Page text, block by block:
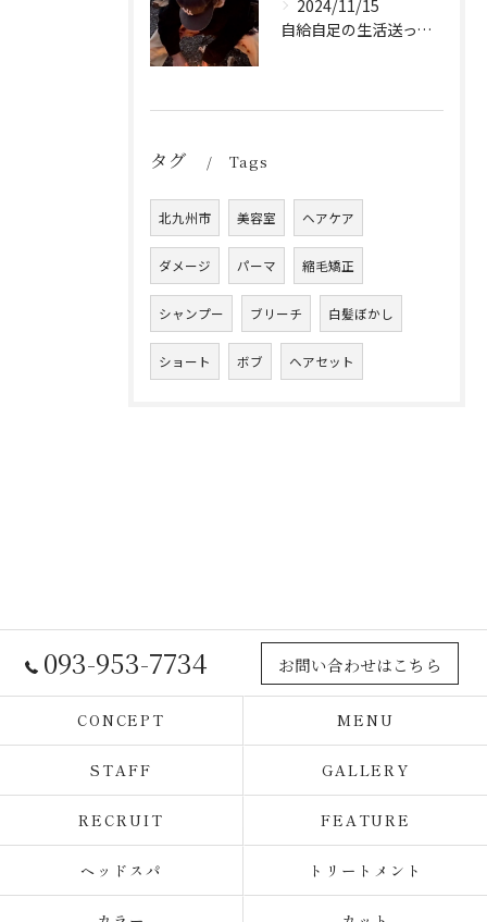
2024/11/15
自給自足の生活送ってます
タグ Tags
北九州市 美容室 ヘアケア
ダメージ パーマ 縮毛矯正
シャンプー ブリーチ 白髪ぼかし
ショート ボブ ヘアセット
093-953-7734 お問い合わせはこちら
CONCEPT MENU
STAFF GALLERY
RECRUIT FEATURE
ヘッドスパ トリートメント